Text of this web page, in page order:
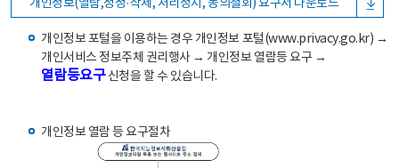
개인정보(열람,정정·삭제, 처리정지, 동의철회) 요구서 다운로드
개인정보 포털을 이용하는 경우 개인정보 포털(www.privacy.go.kr) →
개인서비스 정보주체 권리행사 → 개인정보 열람등 요구 →
열람등요구신청을 할 수 있습니다.
개인정보 열람 등 요구절차